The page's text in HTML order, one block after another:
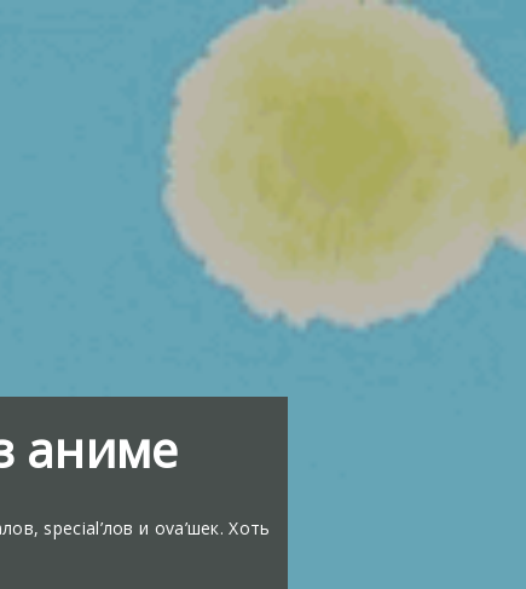
аниме
special’лов и ova’шек. Хоть